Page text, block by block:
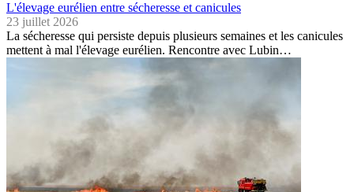
L'élevage eurélien entre sécheresse et canicules
23 juillet 2026
La sécheresse qui persiste depuis plusieurs semaines et les canicules
mettent à mal l'élevage eurélien. Rencontre avec Lubin…